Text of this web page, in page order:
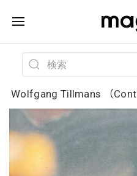
Wolfgang Tillmans （